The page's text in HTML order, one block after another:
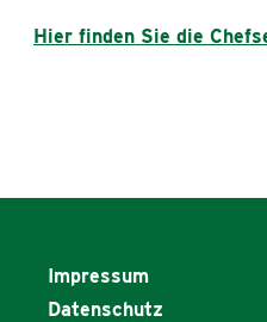
Hier finden Sie die
Impressum
Datenschutz